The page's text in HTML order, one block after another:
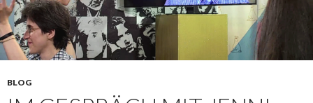
BLOG